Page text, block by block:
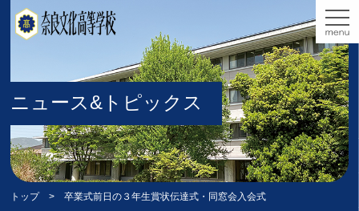
ニュース&トピックス
トップ> 卒業式前日の３年生賞状伝達式・同窓会入会式